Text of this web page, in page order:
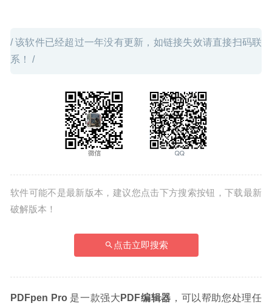
/ 该软件已经超过一年没有更新，如链接失效请直接扫码联
系！ /
软件可能不是最新版本，建议您点击下方搜索按钮，下载最新
破解版本！
点击立即搜索
PDFpen Pro 是一款强大 PDF编辑器 ，可以帮助您处理任